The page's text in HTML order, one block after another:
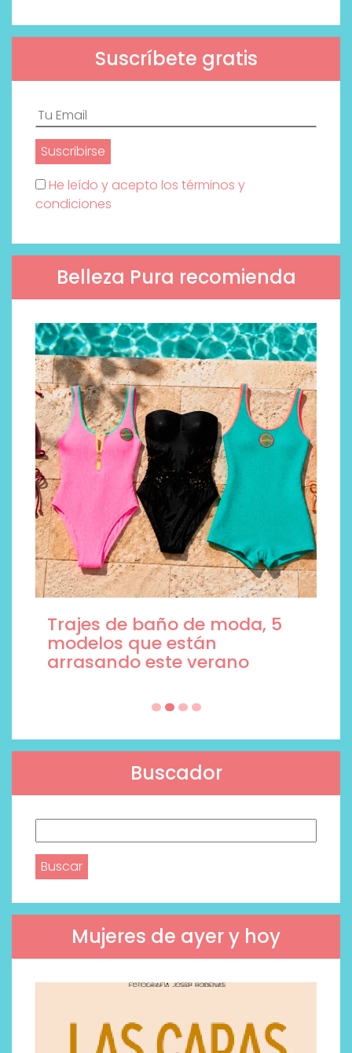
Suscríbete gratis
He leído y acepto los términos y
condiciones
Belleza Pura recomienda
Trajes de baño de moda, 5
modelos que están
arrasando este verano
Buscador
Mujeres de ayer y hoy